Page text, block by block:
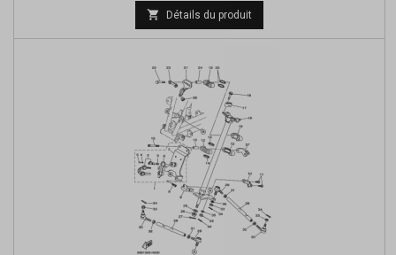
Prix
de
 Détails du produit